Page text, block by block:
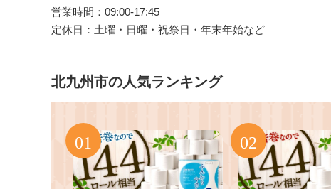
営業時間：09:00-17:45
定休日：土曜・日曜・祝祭日・年末年始など
北九州市の人気ランキング